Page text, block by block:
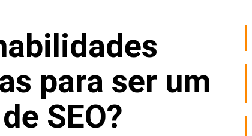
para ser um
SEO?